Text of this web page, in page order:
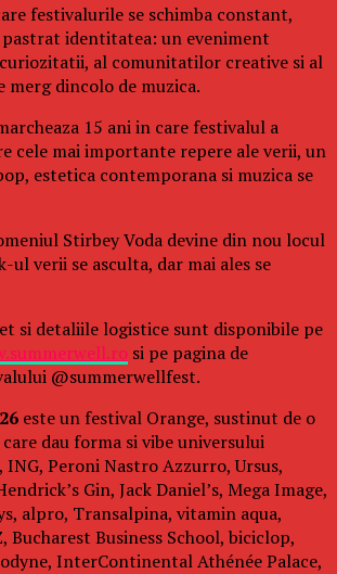
festivalurile se schimba constant,
pastrat identitatea: un eveniment
al comunitatilor creative si al
merg dincolo de muzica.
15 ani in care festivalul a
cele mai importante repere ale verii, un
estetica contemporana si muzica se
Stirbey Voda devine din nou locul
ul verii se asculta, dar mai ales se
si detaliile logistice sunt disponibile pe
si pe pagina de
@summerwellfest.
este un festival Orange, sustinut de o
dau forma si vibe universului
Peroni Nastro Azzurro, Ursus,
Gin, Jack Daniel’s, Mega Image,
alpro, Transalpina, vitamin aqua,
Bucharest Business School, biciclop,
InterContinental Athénée Palace,